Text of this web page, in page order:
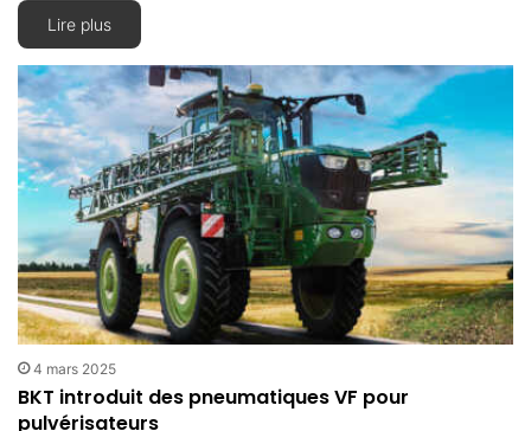
Lire plus
4 mars 2025
BKT introduit des pneumatiques VF pour
pulvérisateurs